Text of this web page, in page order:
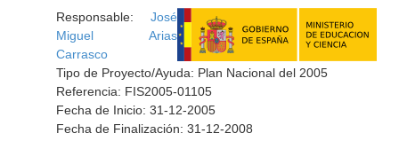
Responsable: José
Miguel Arias
Carrasco
Tipo de Proyecto/Ayuda: Plan Nacional del 2005
Referencia: FIS2005-01105
Fecha de Inicio: 31-12-2005
Fecha de Finalización: 31-12-2008